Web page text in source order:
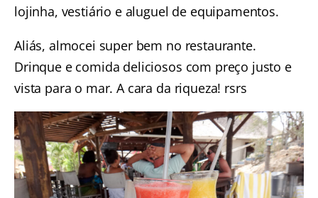
lojinha, vestiário e aluguel de equipamentos.
Aliás, almocei super bem no restaurante.
Drinque e comida deliciosos com preço justo e
vista para o mar. A cara da riqueza! rsrs